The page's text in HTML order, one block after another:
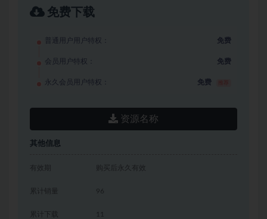
免费下载
普通用户用户特权： 免费
会员用户特权： 免费
永久会员用户特权： 免费
资源名称
其他信息
有效期 购买后永久有效
累计销量 96
累计下载 11